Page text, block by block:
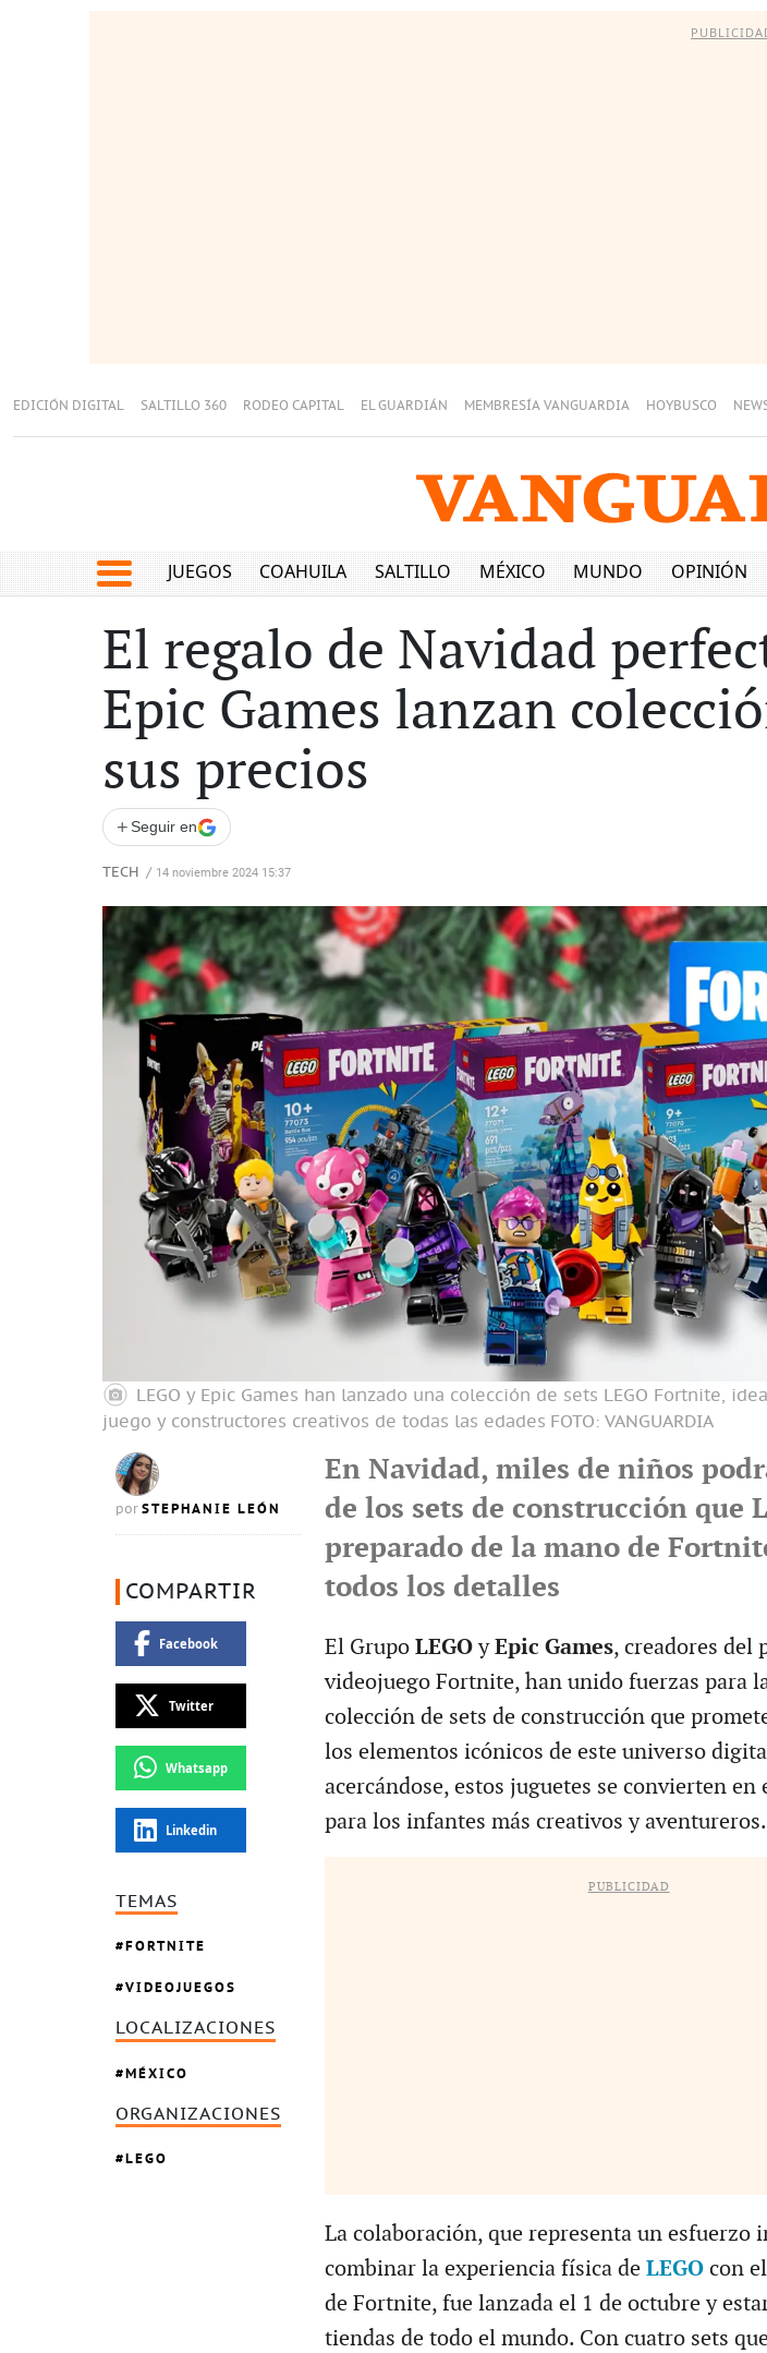
EDICIÓN DIGITAL SALTILLO 360 RODEO CAPITAL EL GUARDIÁN MEMBRESÍA VANGUARDIA HOYBUSCO
JUEGOS COAHUILA SALTILLO MÉXICO MUNDO OPINIÓN
El regalo de Navidad
Epic Games lanzan
sus precios
+ Seguir en
TECH / 14 noviembre 2024 15:37
LEGO y Epic Games han lanzado una colección de sets LEGO Fortnite,
juego y constructores creativos de todas las edades FOTO: VANGUARDIA
por STEPHANIE LEÓN
COMPARTIR
Facebook
Twitter
Whatsapp
Linkedin
TEMAS
FORTNITE
VIDEOJUEGOS
LOCALIZACIONES
MÉXICO
ORGANIZACIONES
LEGO
En Navidad, miles de niños
de los sets de construcción que
preparado de la mano de
todos los detalles
El Grupo LEGOyEpic Games, creadores del
videojuego Fortnite, han unido fuerzas para
colección de sets de construcción que
los elementos icónicos de este universo
acercándose, estos juguetes se convierten en
para los infantes más creativos y aventureros.
PUBLICIDAD
La colaboración, que representa un esfuerzo
combinar la experiencia física de LEGO con
de Fortnite, fue lanzada el 1 de octubre y
tiendas de todo el mundo. Con cuatro sets